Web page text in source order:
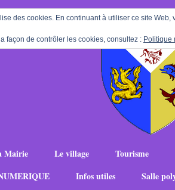
Mairie Le village Tourisme
Infos utiles Salle
des cookies. En continuant à utiliser ce site Web,
façon de contrôler les cookies, consultez : Politique